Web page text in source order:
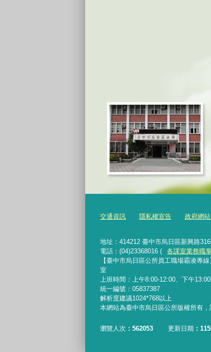
交通資訊 隱私權宣告 政府網
地址：414212 臺中市烏日區新興路
電話：(04)23368016 (
各課室業務職
【臺中市烏日區公所員工職場霸凌專
室
上班時間：上午8:00-12:00、下午
統一編號：05837387
解析度建議1024*768以上
本網站為臺中市烏日區公所版權所有
瀏覽人次 562053 更新日期